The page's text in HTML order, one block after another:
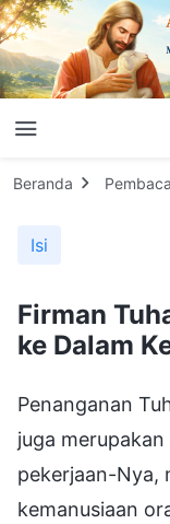
Beranda
Isi
Firman
ke Dalam
Penanganan
juga
pekerjaan-Nya,
kemanusiaan